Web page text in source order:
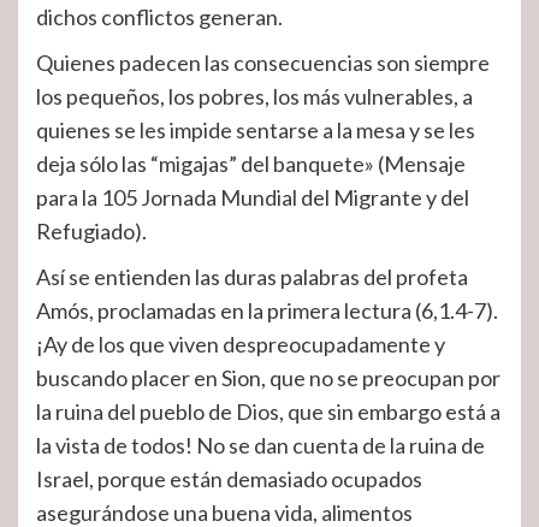
dichos conflictos generan.
Quienes padecen las consecuencias son siempre
los pequeños, los pobres, los más vulnerables, a
quienes se les impide sentarse a la mesa y se les
deja sólo las “migajas” del banquete» (Mensaje
para la 105 Jornada Mundial del Migrante y del
Refugiado).
Así se entienden las duras palabras del profeta
Amós, proclamadas en la primera lectura (6,1.4-7).
¡Ay de los que viven despreocupadamente y
buscando placer en Sion, que no se preocupan por
la ruina del pueblo de Dios, que sin embargo está a
la vista de todos! No se dan cuenta de la ruina de
Israel, porque están demasiado ocupados
asegurándose una buena vida, alimentos